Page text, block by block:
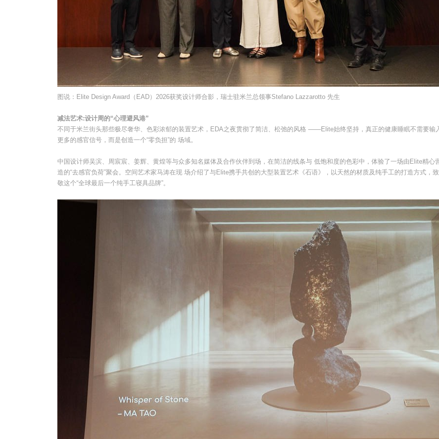
图说：Elite Design Award（EAD）2026获奖设计师合影，瑞士驻米兰总领事Stefano Lazzarotto 先生
减法艺术:设计周的“心理避⻛港”
不同于米兰街头那些极尽奢华、色彩浓郁的装置艺术，EDA之夜贯彻了简洁、松弛的⻛格 ——Elite始终坚持，真正的健康睡眠不需要输
更多的感官信号，而是创造一个“零负担”的 场域。
中国设计师吴滨、周宸宸、姜辉、⻩煌等与众多知名媒体及合作伙伴到场，在简洁的线条与 低饱和度的色彩中，体验了一场由Elite精心
造的“去感官负荷”聚会。空间艺术家⻢涛在现 场介绍了与Elite携手共创的大型装置艺术《石语》，以天然的材质及纯手工的打造方式，致
敬这个“全球最后一个纯手工寝具品牌”。